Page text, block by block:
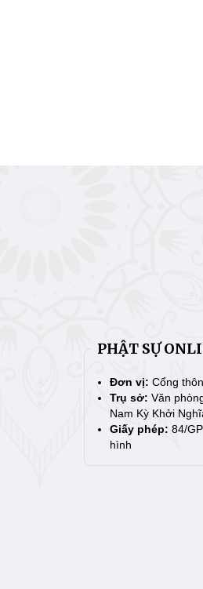
PHẬT SỰ
Đơn vị: Cổng
Trụ sở: Văn
Nam Kỳ Khởi
Giấy phép: 84/
hình